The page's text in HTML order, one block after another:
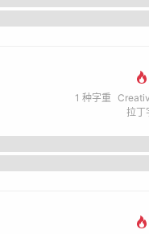
1 种字重
拉丁